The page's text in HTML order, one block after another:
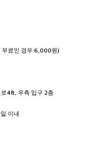
료인 경우 6,000원)
48, 우측 입구 2층
이내